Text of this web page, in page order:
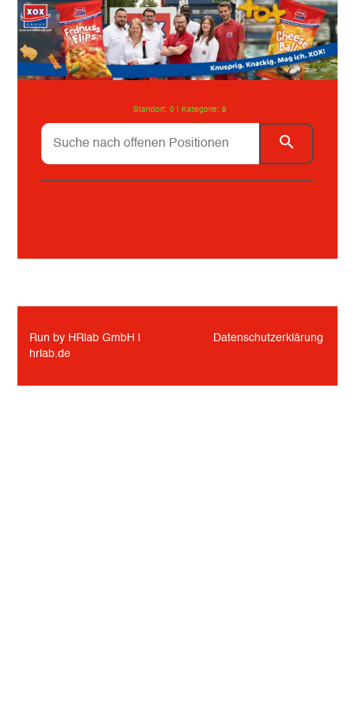
Standort: 0 | Kategorie: 9
Run by HRlab GmbH |
hrlab.de
Datenschutzerklärung